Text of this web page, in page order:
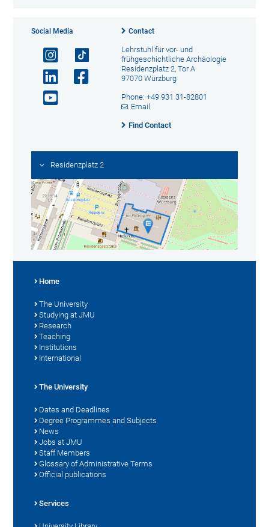
Social Media Contact
Lehrstuhl für vor- und
frühgeschichtliche Archäologie
Residenzplatz 2, Tor A
97070 Würzburg
Phone: +49 931 31-82801
Email
Find Contact
Residenzplatz 2
Home
The University
Studying at JMU
Research
Teaching
Institutions
International
The University
Dates and Deadlines
Degree Programmes and Subjects
News
Jobs at JMU
Staff Members
Glossary of Administrative Terms
Official publications
Services